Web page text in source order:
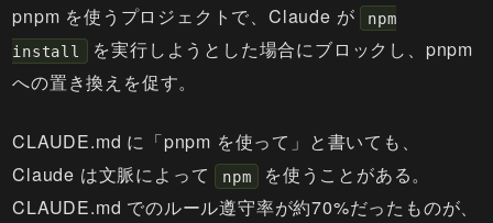
pnpm を使うプロジェクトで、Claude が npm
install
を実行しようとした場合にブロックし、pnpm
への置き換えを促す。
CLAUDE.md に「pnpm を使って」と書いても、
Claude は文脈によって npm
を使うことがある。
CLAUDE.md でのルール遵守率が約70%だったものが、